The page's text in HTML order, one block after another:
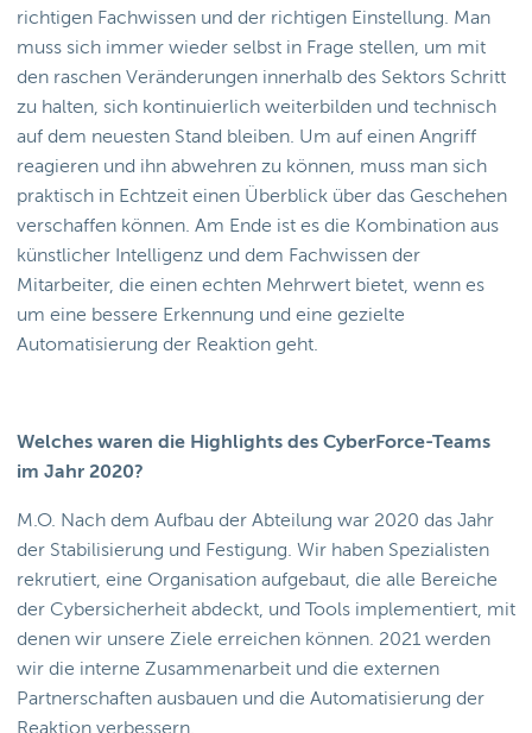
richtigen Fachwissen und der richtigen Einstellung. Man
muss sich immer wieder selbst in Frage stellen, um mit
den raschen Veränderungen innerhalb des Sektors Schritt
zu halten, sich kontinuierlich weiterbilden und technisch
auf dem neuesten Stand bleiben. Um auf einen Angriff
reagieren und ihn abwehren zu können, muss man sich
praktisch in Echtzeit einen Überblick über das Geschehen
verschaffen können. Am Ende ist es die Kombination aus
künstlicher Intelligenz und dem Fachwissen der
Mitarbeiter, die einen echten Mehrwert bietet, wenn es
um eine bessere Erkennung und eine gezielte
Automatisierung der Reaktion geht.
Welches waren die Highlights des CyberForce-Teams
im Jahr 2020?
M.O. Nach dem Aufbau der Abteilung war 2020 das Jahr
der Stabilisierung und Festigung. Wir haben Spezialisten
rekrutiert, eine Organisation aufgebaut, die alle Bereiche
der Cybersicherheit abdeckt, und Tools implementiert, mit
denen wir unsere Ziele erreichen können. 2021 werden
wir die interne Zusammenarbeit und die externen
Partnerschaften ausbauen und die Automatisierung der
Reaktion verbessern.